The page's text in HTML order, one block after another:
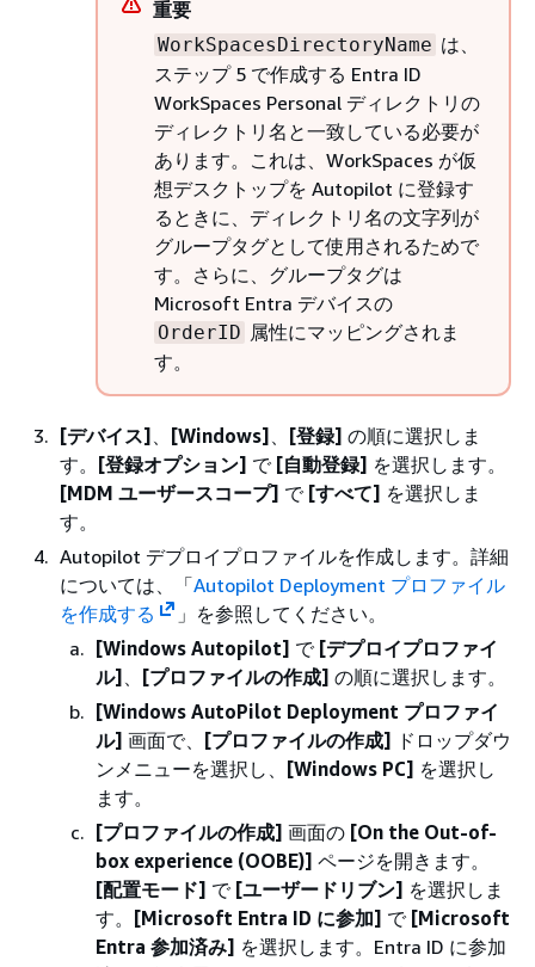
重要
WorkSpacesDirectoryName は、
ステップ 5 で作成する Entra ID
WorkSpaces Personal ディレクトリの
ディレクトリ名と一致している必要が
あります。これは、WorkSpaces が仮
想デスクトップを Autopilot に登録す
るときに、ディレクトリ名の文字列が
グループタグとして使用されるためで
す。さらに、グループタグは
Microsoft Entra デバイスの
OrderID 属性にマッピングされま
す。
[デバイス] [Windows] [登録] の順に選択しま
す。 [登録オプション] で [自動登録] を選択します。
[MDM ユーザースコープ] で [すべて] を選択しま
す。
Autopilot デプロイプロファイルを作成します。詳細
については、「Autopilot Deployment プロファイル
を作成する
」を参照してください。
[Windows Autopilot] で [デプロイプロファイ
ル]
[プロファイルの作成] の順に選択します。
[Windows AutoPilot Deployment プロファイ
ル] 画面で、 [プロファイルの作成] ドロップダウ
ンメニューを選択し、 [Windows PC] を選択し
ます。
[プロファイルの作成] 画面の [On the Out-of-
box experience (OOBE)] ページを開きます。
[配置モード] で [ユーザードリブン] を選択しま
す。 [Microsoft Entra ID に参加] で [Microsoft
Entra 参加済み] を選択します。Entra ID に参加